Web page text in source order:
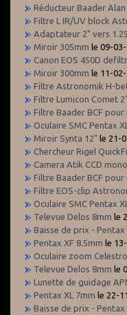
Réducteur Baader Alan
Filtre L IR/UV block
Adaptateur 2" vers
Miroir 305mm le 09-
Canon EOS 450D
Miroir 300mm le 11-
Filtre Astronomik H-
Filtre Lumicon Comet 2"
Filtre Baader BCF
Oculaire SMC Pentax
Miroir Synta 12" le 21-
Chercheur Rigel
Camera Atik CCD mono
Filtre Baader BCF
Filtre EOS-clip
Oculaire SMC Pentax
Televue Delos 8mm le
Baisse de prix - Pentax
Pentax XF 8.5mm le
Oculaire zoom
Televue Delos 8mm le
Lunette de guidage
Pentax XL 7mm le 22-
Baisse de prix - Pentax